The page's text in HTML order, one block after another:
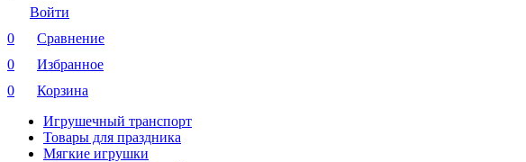
Войти
0
Сравнение
0
Избранное
0
Корзина
Игрушечный транспорт
Товары для праздника
Мягкие игрушки